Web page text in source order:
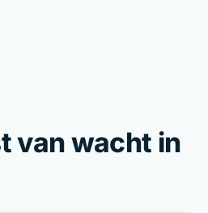
van wacht in